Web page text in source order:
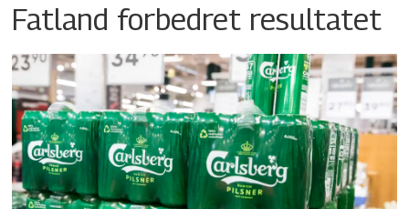
Fatland forbedret resultatet